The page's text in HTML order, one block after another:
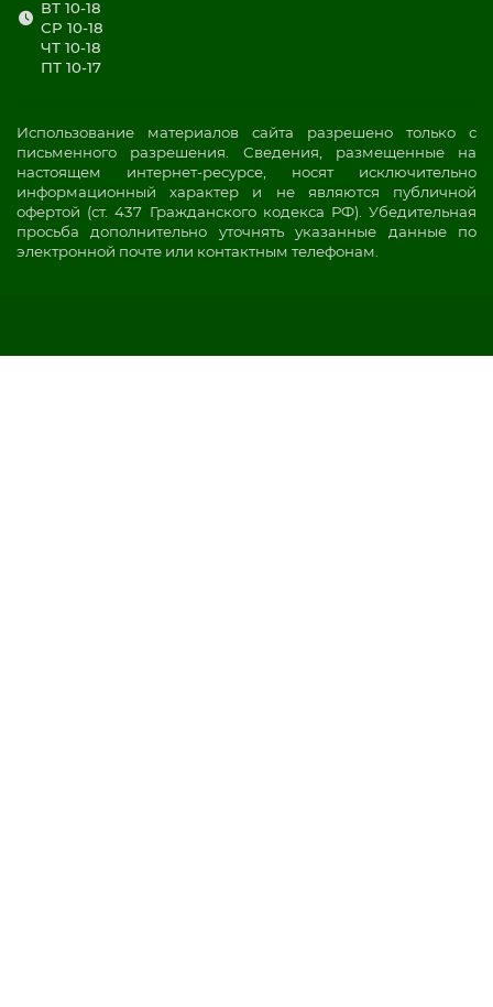
ВТ 10-18
СР 10-18
ЧТ 10-18
ПТ 10-17
Использование материалов сайта разрешено только с
письменного разрешения. Сведения, размещенные на
настоящем интернет-ресурсе, носят исключительно
информационный характер и не являются публичной
офертой (ст. 437 Гражданского кодекса РФ). Убедительная
просьба дополнительно уточнять указанные данные по
электронной почте или контактным телефонам.